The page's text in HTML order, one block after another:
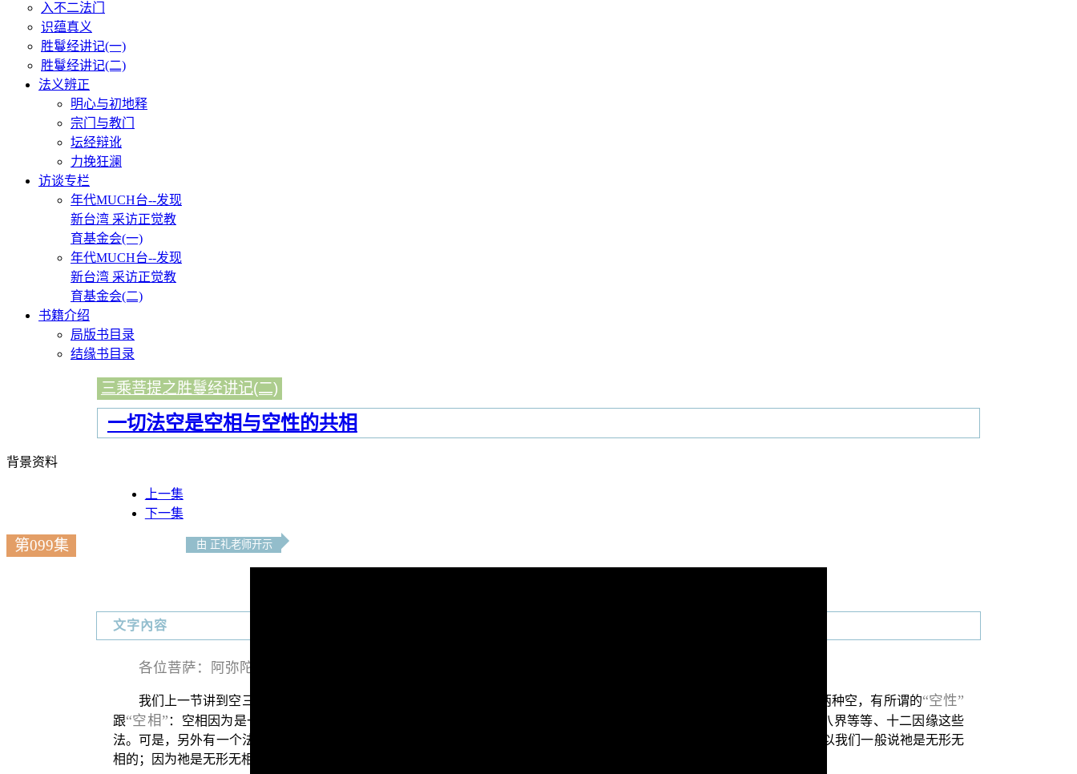
入不二法门
识蕴真义
胜鬘经讲记(一)
胜鬘经讲记(二)
法义辨正
明心与初地释
宗门与教门
坛经辩讹
力挽狂澜
访谈专栏
年代MUCH台--发现
新台湾 采访正觉教
育基金会(一)
年代MUCH台--发现
新台湾 采访正觉教
育基金会(二)
书籍介绍
局版书目录
结缘书目录
三乘菩提之胜鬘经讲记(二)
一切法空是空相与空性的共相
背景资料
上一集
下一集
第099集 由 正礼老师开示
文字內容
各位菩萨：阿弥陀佛！
我们上一节讲到空三昧，那很多人对于空三昧都落入想像，落入想像就成为 这个义理，它是两种空，有所谓的“空性”
跟“空相” ：空相因为是一般众生可认识的这个范围，因为它有法相，所以称为空相；也就是生灭法，也就是蕴处界的五阴十八界等等、十二因缘这些
法。可是，另外有一个法，祂是我们生命的本源，祂是不生不灭法，可是祂的法相极难观察，不是一般众生能够观察得到，所以我们一般说祂是无形无
相的；因为祂是无形无相，所以我们说祂是空性。